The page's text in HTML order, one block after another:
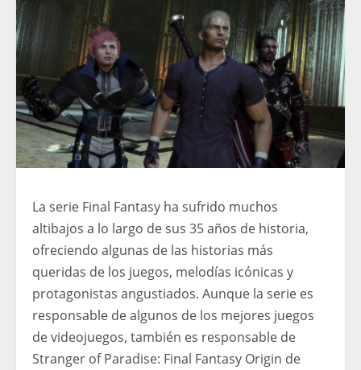
La serie Final Fantasy ha sufrido muchos
altibajos a lo largo de sus 35 años de historia,
ofreciendo algunas de las historias más
queridas de los juegos, melodías icónicas y
protagonistas angustiados. Aunque la serie es
responsable de algunos de los mejores juegos
de videojuegos, también es responsable de
Stranger of Paradise: Final Fantasy Origin de